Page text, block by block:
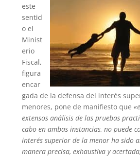
este
sentid
o el
Minist
erio
Fiscal,
figura
encar
gada de la defensa del interés
menores, pone de manifiesto que
extensos análisis de las pruebas
cabo en ambas instancias, no puede
interés superior de la menor ha sido
manera precisa, exhaustiva y